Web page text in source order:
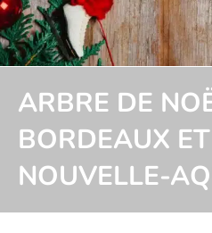
ARBRE DE
BORDEAUX
NOUVELLE-